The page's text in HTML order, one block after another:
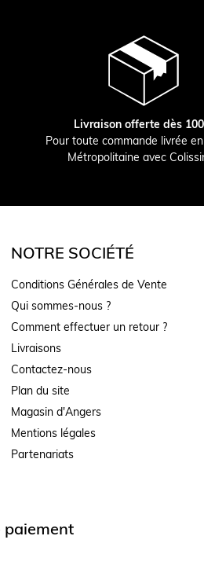
Livraison offerte dès
Pour toute commande livrée
Métropolitaine avec
NOTRE SOCIÉTÉ
Conditions Générales de Vente
Qui sommes-nous ?
Comment effectuer un retour ?
Livraisons
Contactez-nous
Plan du site
Magasin d'Angers
Mentions légales
Partenariats
paiement